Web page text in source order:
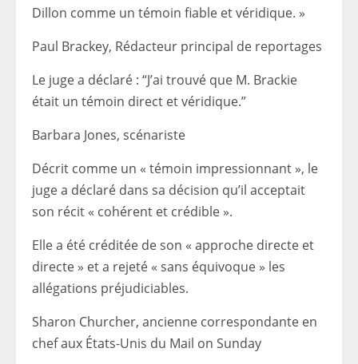
Dillon comme un témoin fiable et véridique. »
Paul Brackey, Rédacteur principal de reportages
Le juge a déclaré : “J’ai trouvé que M. Brackie
était un témoin direct et véridique.”
Barbara Jones, scénariste
Décrit comme un « témoin impressionnant », le
juge a déclaré dans sa décision qu’il acceptait
son récit « cohérent et crédible ».
Elle a été créditée de son « approche directe et
directe » et a rejeté « sans équivoque » les
allégations préjudiciables.
Sharon Churcher, ancienne correspondante en
chef aux États-Unis du Mail on Sunday